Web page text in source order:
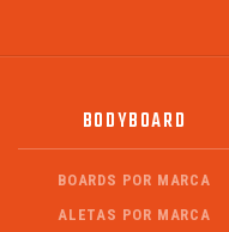
BODYBOARD
BOARDS POR MARCA
ALETAS POR MARCA